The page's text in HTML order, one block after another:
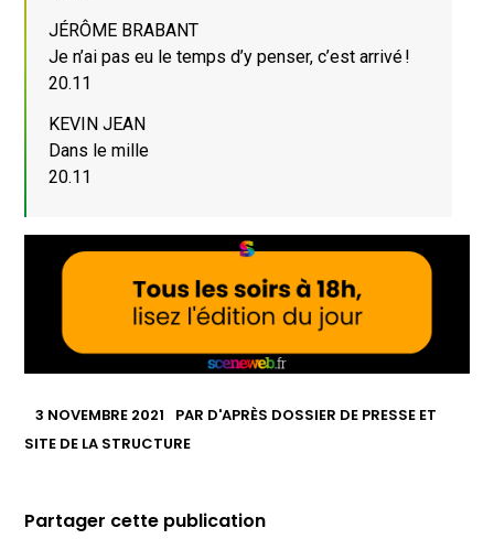
JÉRÔME BRABANT
Je n’ai pas eu le temps d’y penser, c’est arrivé !
20.11
KEVIN JEAN
Dans le mille
20.11
3 NOVEMBRE 2021 PAR D'APRÈS DOSSIER DE PRESSE ET
SITE DE LA STRUCTURE
Partager cette publication